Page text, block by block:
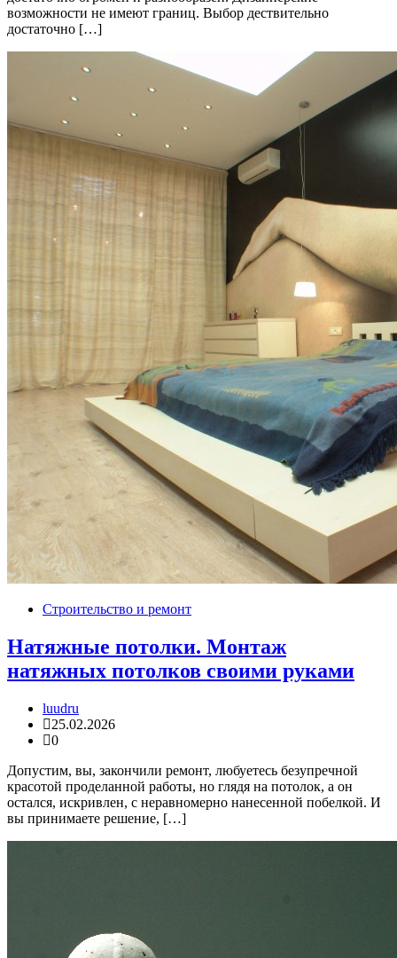
возможности не имеют границ. Выбор дествительно
достаточно […]
Строительство и ремонт
Натяжные потолки. Монтаж
натяжных потолков своими руками
luudru
25.02.2026
0
Допустим, вы, закончили ремонт, любуетесь безупречной
красотой проделанной работы, но глядя на потолок, а он
остался, искривлен, с неравномерно нанесенной побелкой. И
вы принимаете решение, […]